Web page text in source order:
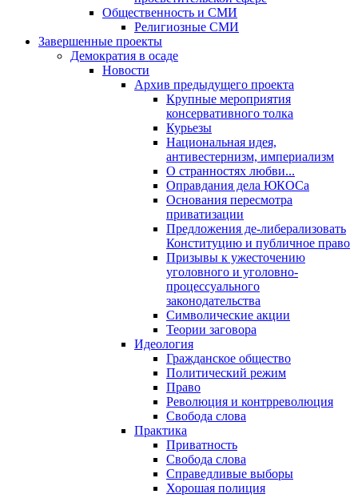
Общественность и СМИ
Религиозные СМИ
Завершенные проекты
Демократия в осаде
Новости
Архив предыдущего проекта
Крупные мероприятия
консервативного толка
Курьезы
Национальная идея,
антивестернизм, империализм
О странностях любви...
Оправдания дела ЮКОСа
Основания пересмотра
приватизации
Предложения де-либерализовать
Конституцию и публичное право
Призывы к ужесточению
уголовного и уголовно-
процессуального
законодательства
Символические акции
Теории заговора
Идеология
Гражданское общество
Политический режим
Право
Революция и контрреволюция
Свобода слова
Практика
Приватность
Свобода слова
Справедливые выборы
Хорошая полиция